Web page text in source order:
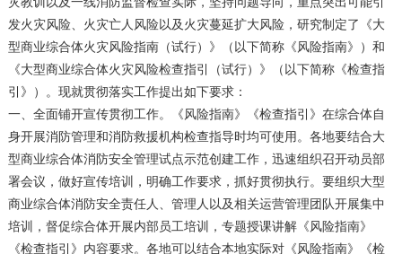
发火灾风险、火灾亡人风险以及火灾蔓延扩大风险，研究制定了《大
型商业综合体火灾风险指南（试行）》（以下简称《风险指南》）和
《大型商业综合体火灾风险检查指引（试行）》（以下简称《检查指
引》）。现就贯彻落实工作提出如下要求：
一、全面铺开宣传贯彻工作。《风险指南》《检查指引》在综合体自
身开展消防管理和消防救援机构检查指导时均可使用。各地要结合大
型商业综合体消防安全管理试点示范创建工作，迅速组织召开动员部
署会议，做好宣传培训，明确工作要求，抓好贯彻执行。要组织大型
商业综合体消防安全责任人、管理人以及相关运营管理团队开展集中
培训，督促综合体开展内部员工培训，专题授课讲解《风险指南》
《检查指引》内容要求。各地可以结合本地实际对《风险指南》《检